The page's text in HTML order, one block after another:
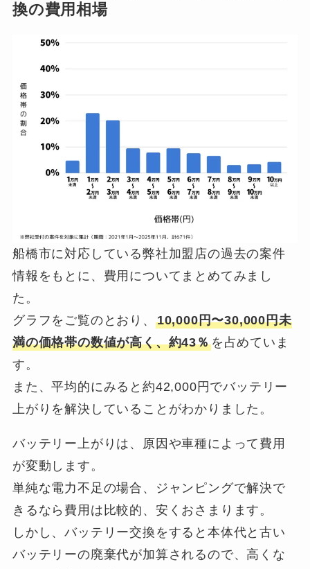
換の費用相場
船橋市に対応している弊社加盟店の過去の案件
情報をもとに、費用についてまとめてみまし
た。
グラフをご覧のとおり、 10,000円〜30,000円未
満の価格帯の数値が高く、約43％を占めていま
す。
また、平均的にみると約42,000円でバッテリー
上がりを解決していることがわかりました。
バッテリー上がりは、原因や車種によって費用
が変動します。
単純な電力不足の場合、ジャンピングで解決で
きるなら費用は比較的、安くおさまります。
しかし、バッテリー交換をすると本体代と古い
バッテリーの廃棄代が加算されるので、高くな